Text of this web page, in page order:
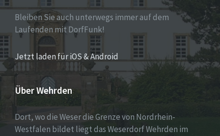
Bleiben Sie auch unterwegs immer auf dem
Laufenden mit DorfFunk!
Jetzt laden für iOS & Android
Über Wehrden
Dort, wo die Weser die Grenze von Nordrhein-
Westfalen bildet liegt das Weserdorf Wehrden im